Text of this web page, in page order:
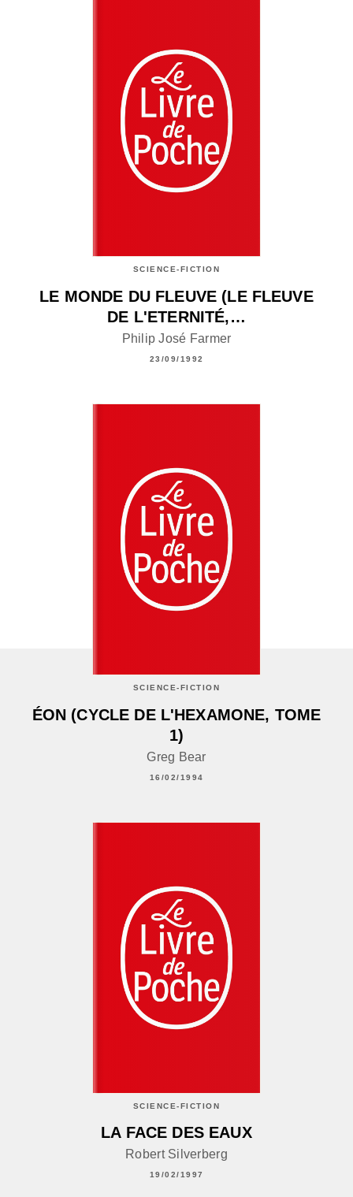
SCIENCE-FICTION
LE MONDE DU FLEUVE (LE FLEUVE
DE L'ETERNITÉ,…
Philip José Farmer
23/09/1992
SCIENCE-FICTION
ÉON (CYCLE DE L'HEXAMONE, TOME
1)
Greg Bear
16/02/1994
SCIENCE-FICTION
LA FACE DES EAUX
Robert Silverberg
19/02/1997